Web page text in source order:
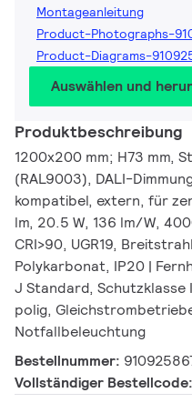
Montageanleitung
Product-Photographs-
Product-Diagrams-
Auswählen und
Produktbeschreibung
1200x200 mm; H73 mm,
(RAL9003), DALI-
kompatibel, extern, für
lm, 20.5 W, 136 lm/W,
CRI>90, UGR19,
Polykarbonat, IP20 |
J Standard,
polig,
Notfallbeleuchtung
Bestellnummer:
Vollständiger Bestellcode: